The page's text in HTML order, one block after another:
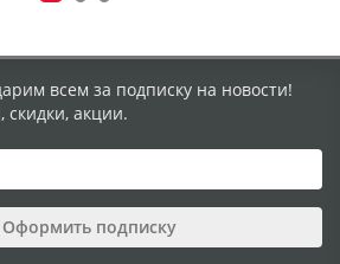
всем за подписку на новости!
скидки, акции.
Оформить подписку